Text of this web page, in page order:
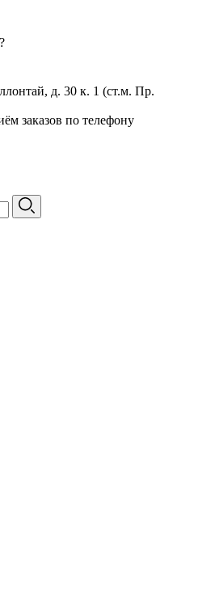
?
д. 30 к. 1 (ст.м. Пр.
заказов по телефону